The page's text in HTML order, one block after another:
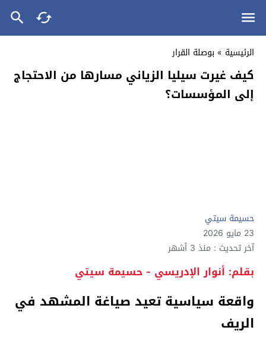
الرئيسية » بوصلة القرار
كيف غيرت سيليا الزياني مسارها من الاحتجاج
إلى المؤسسات؟
حسيمة سيتي
23 مايو 2026
آخر تحديث : منذ 3 أشهر
بقلم: أنوار الإدريسي - حسيمة سيتي
واقعة سياسية تعيد صياغة المشهد في
الريف